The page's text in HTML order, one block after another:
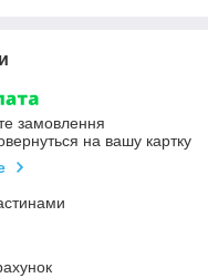
замовлення
на вашу картку